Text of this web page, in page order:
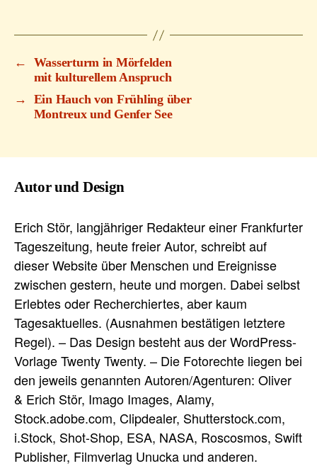
←
Wasserturm in Mörfelden
mit kulturellem Anspruch
→
Ein Hauch von Frühling über
Montreux und Genfer See
Autor und Design
Erich Stör, langjähriger Redakteur einer Frankfurter
Tageszeitung, heute freier Autor, schreibt auf
dieser Website über Menschen und Ereignisse
zwischen gestern, heute und morgen. Dabei selbst
Erlebtes oder Recherchiertes, aber kaum
Tagesaktuelles. (Ausnahmen bestätigen letztere
Regel). – Das Design besteht aus der WordPress-
Vorlage Twenty Twenty. – Die Fotorechte liegen bei
den jeweils genannten Autoren/Agenturen: Oliver
& Erich Stör, Imago Images, Alamy,
Stock.adobe.com, Clipdealer, Shutterstock.com,
i.Stock, Shot-Shop, ESA, NASA, Roscosmos, Swift
Publisher, Filmverlag Unucka und anderen.